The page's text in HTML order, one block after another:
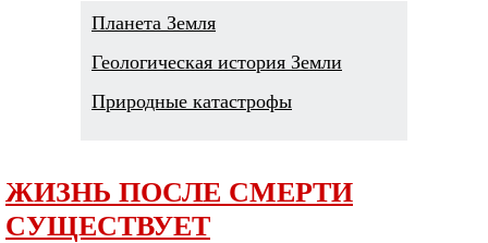
Планета Земля
Геологическая история Земли
Природные катастрофы
ЖИЗНЬ ПОСЛЕ СМЕРТИ
СУЩЕСТВУЕТ